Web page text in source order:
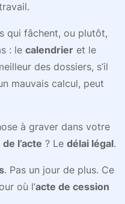
qui fâchent, ou plutôt,
: le calendrier et le
des dossiers, s’il
mauvais calcul, peut
à graver dans votre
l’acte ? Le délai légal.
. Pas un jour de plus. Ce
où l’acte de cession